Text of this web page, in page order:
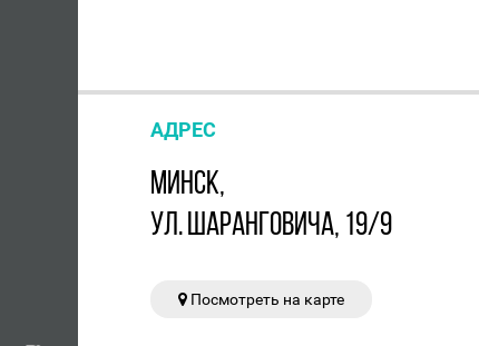
АДРЕС
МИНСК,
УЛ. ШАРАНГОВИЧА, 19/9
Посмотреть на карте